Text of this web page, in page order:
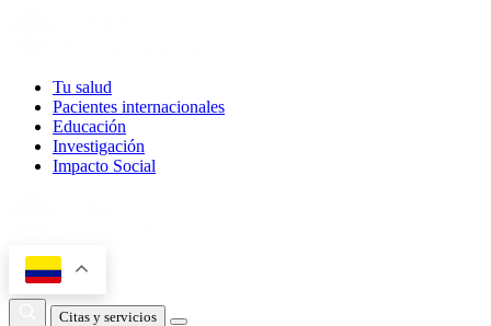
Tu salud
Pacientes internacionales
Educación
Investigación
Impacto Social
Citas y servicios